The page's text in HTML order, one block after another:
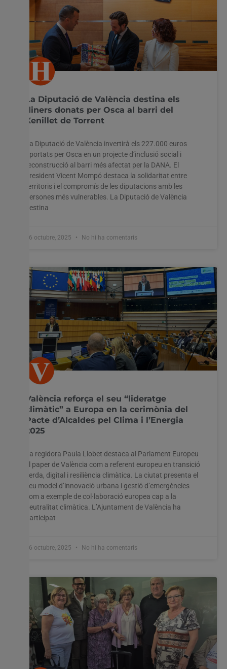
La Diputació de València destina els
diners donats per Osca al barri del
Xenillet de Torrent
La Diputació de València invertirà els 227.000 euros
aportats per Osca en un projecte d’inclusió social i
reconstrucció al barri més afectat per la DANA. El
president Vicent Mompó destaca la solidaritat entre
territoris i el compromís de les diputacions amb les
persones més vulnerables. La Diputació de València
destina
16 octubre, 2025 No hi ha comentaris
València reforça el seu “lideratge
climàtic” a Europa en la cerimònia del
Pacte d’Alcaldes pel Clima i l’Energia
2025
La regidora Paula Llobet destaca al Parlament Europeu
el paper de València com a referent europeu en transició
verda, digital i resiliència climàtica. La ciutat presenta el
seu model d’innovació urbana i gestió d’emergències
com a exemple de col·laboració europea cap a la
neutralitat climàtica. L’Ajuntament de València ha
participat
16 octubre, 2025 No hi ha comentaris